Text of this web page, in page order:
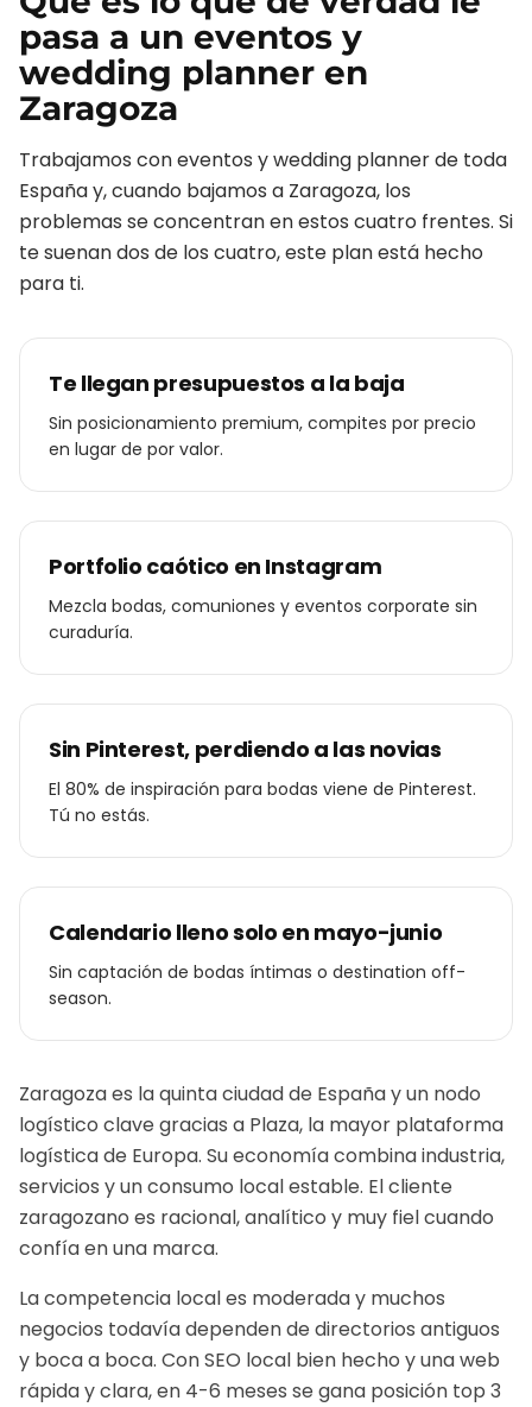
pasa a un eventos y
wedding planner en
Zaragoza
Trabajamos coneventos y wedding plannerde toda
España y, cuando bajamos a Zaragoza, los
problemas se concentran en estos cuatro frentes. Si
te suenan dos de los cuatro, este plan está hecho
para ti.
Te llegan presupuestos a la baja
Sin posicionamiento premium, compites por precio
en lugar de por valor.
Portfolio caótico en Instagram
Mezcla bodas, comuniones y eventos corporate sin
curaduría.
Sin Pinterest, perdiendo a las novias
El 80% de inspiración para bodas viene de Pinterest.
Tú no estás.
Calendario lleno solo en mayo-junio
Sin captación de bodas íntimas o destination off-
season.
Zaragoza es la quinta ciudad de España y un nodo
logístico clave gracias a Plaza, la mayor plataforma
logística de Europa. Su economía combina industria,
servicios y un consumo local estable. El cliente
zaragozano es racional, analítico y muy fiel cuando
confía en una marca.
La competencia local es moderada y muchos
negocios todavía dependen de directorios antiguos
y boca a boca. Con SEO local bien hecho y una web
rápida y clara, en 4-6 meses se gana posición top 3